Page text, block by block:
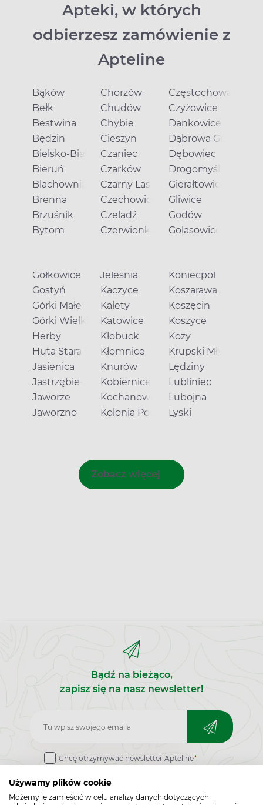
Używamy plików cookie
Możemy je zamieścić w celu analizy danych dotyczących
Apteki, w których
odbierzesz zamówienie z
Apteline
Bąków
Bełk
Bestwina
Będzin
Bielsko-Biała
Bieruń
Blachownia
Brenna
Brzuśnik
Bytom
Chorzów
Chudów
Chybie
Cieszyn
Czaniec
Czarków
Czarny Las
Czechowice-Dziedzice
Czeladź
Czerwionka-Leszczyny
Częstochowa
Czyżowice
Dankowice
Dąbrowa Górnicza
Dębowiec
Drogomyśl
Gierałtowice
Gliwice
Godów
Golasowice
Gołkowice
Gostyń
Górki Małe
Górki Wielkie
Herby
Huta Stara B
Jasienica
Jastrzębie-Zdrój
Jaworze
Jaworzno
Jeleśnia
Kaczyce
Kalety
Katowice
Kłobuck
Kłomnice
Knurów
Kobiernice
Kochanowice
Kolonia Poczesna
Koniecpol
Koszarawa
Koszęcin
Koszyce
Kozy
Krupski Młyn
Lędziny
Lubliniec
Lubojna
Lyski
Zobacz więcej
Bądź na bieżąco,
zapisz się na nasz newsletter!
Zapisz
do
newslettera
Chcę otrzymywać newsletter Apteline*